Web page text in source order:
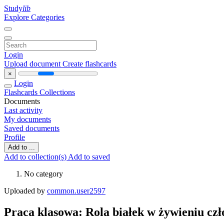
Studylib
Explore Categories
Login
Upload document Create flashcards
×
Login
Flashcards Collections
Documents
Last activity
My documents
Saved documents
Profile
Add to ...
Add to collection(s) Add to saved
No category
Uploaded by common.user2597
Praca klasowa: Rola białek w żywieniu